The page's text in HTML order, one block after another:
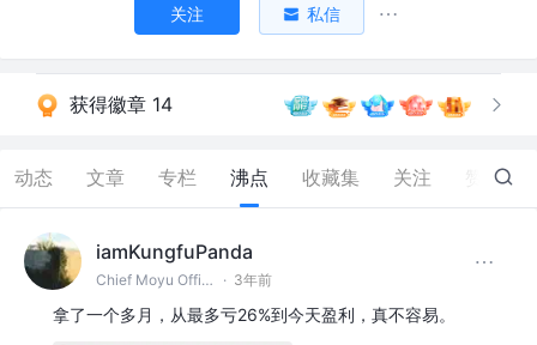
关注 私信
获得徽章 14
动态 文章 专栏 沸点 收藏集 关注 24
iamKungfuPanda
Chief Moyu Officer @某IT公司 · 3年前
拿了一个多月，从最多亏26%到今天盈利，真不容易。